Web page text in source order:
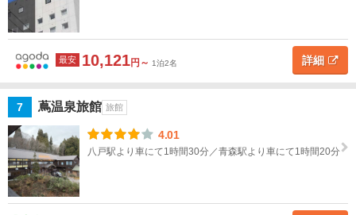
秋
形
福
島
関
東
最安 10,121円～ 1泊2名 詳細
7 蔦温泉旅館 旅館
4.01
八戸駅より車にて1時間30分／青森駅より車にて1時間20分